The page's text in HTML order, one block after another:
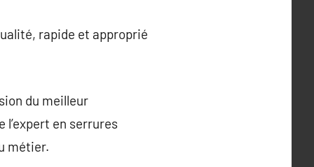
rapide et approprié
du meilleur
l’expert en serrures
métier.